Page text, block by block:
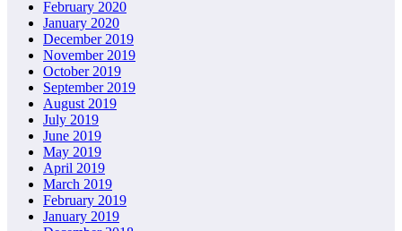
February 2020
January 2020
December 2019
November 2019
October 2019
September 2019
August 2019
July 2019
June 2019
May 2019
April 2019
March 2019
February 2019
January 2019